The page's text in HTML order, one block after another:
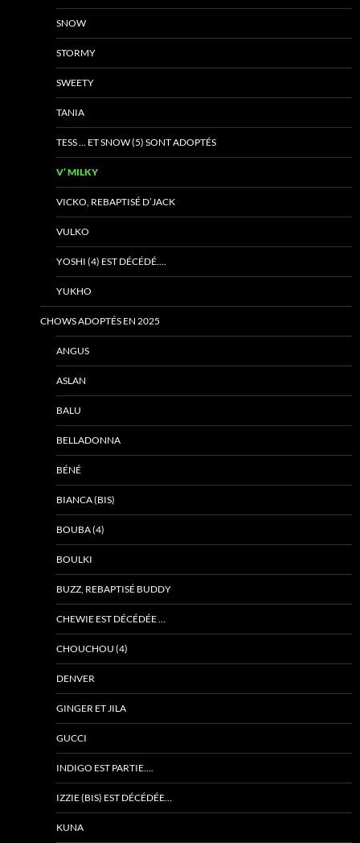
SNOW
STORMY
SWEETY
TANIA
TESS … ET SNOW (5) SONT ADOPTÉS
V’ MILKY
VICKO, REBAPTISÉ D’JACK
VULKO
YOSHI (4) EST DÉCÉDÉ….
YUKHO
CHOWS ADOPTÉS EN 2025
ANGUS
ASLAN
BALU
BELLADONNA
BÉNÉ
BIANCA (BIS)
BOUBA (4)
BOULKI
BUZZ, REBAPTISÉ BUDDY
CHEWIE EST DÉCÉDÉE …
CHOUCHOU (4)
DENVER
GINGER ET JILA
GUCCI
INDIGO EST PARTIE….
IZZIE (BIS) EST DÉCÉDÉE…
KUNA